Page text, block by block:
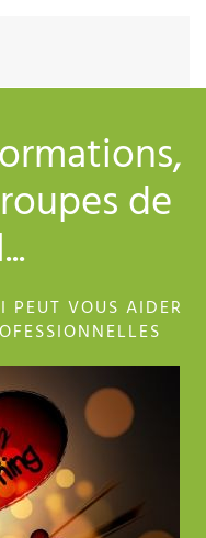
de
PEUT VOUS AIDER